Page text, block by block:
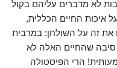
לא מדברים עליהם בקול
איכות החיים הכללית,
את זה על השולחן: במרבית
שהחיים האלה לא
הרי הפיסטולה